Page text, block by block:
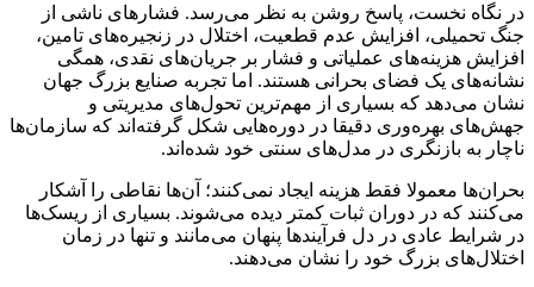
در نگاه نخست، پاسخ روشن به نظر می‌رسد. فشارهای ناشی از
جنگ تحمیلی، افزایش عدم قطعیت، اختلال در زنجیره‌های تامین،
افزایش هزینه‌های عملیاتی و فشار بر جریان‌های نقدی، همگی
نشانه‌های یک فضای بحرانی هستند. اما تجربه صنایع بزرگ جهان
نشان می‌دهد که بسیاری از مهم‌ترین تحول‌های مدیریتی و
جهش‌های بهره‌وری دقیقا در دوره‌هایی شکل گرفته‌اند که سازمان‌ها
ناچار به بازنگری در مدل‌های سنتی خود شده‌اند.
بحران‌ها معمولا فقط هزینه ایجاد نمی‌کنند؛ آن‌ها نقاطی را آشکار
می‌کنند که در دوران ثبات کمتر دیده می‌شوند. بسیاری از ریسک‌ها
در شرایط عادی در دل فرآیندها پنهان می‌مانند و تنها در زمان
اختلال‌های بزرگ خود را نشان می‌دهند.